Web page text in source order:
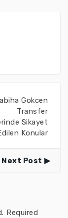
Gokcen
Transfer
Sikayet
Konular
Next Post
Required